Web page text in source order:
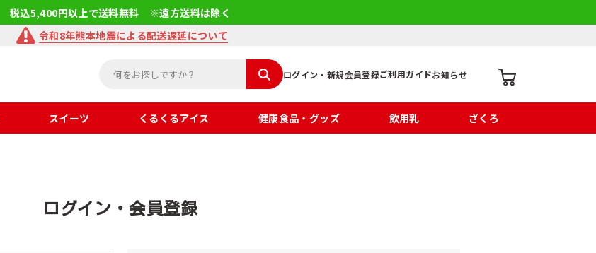
税込5,400円以上で送料無料 ※遠方送料は除く
令和8年熊本地震による配送遅延について
ログイン・新規会員登録
スイーツ くるくるアイス 健康食品・グッズ 飲用乳 ざくろ
ご利用ガイドお知らせ
ログイン・会員登録